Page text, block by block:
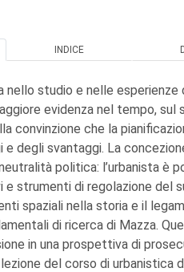
INDICE
nello studio e nelle
evidenza nel tempo, sul
convinzione che la
e degli svantaggi. La
politica: l’urbanista è
strumenti di regolazione del
spaziali nella storia e il
di ricerca di Mazza.
in una prospettiva di
del corso di